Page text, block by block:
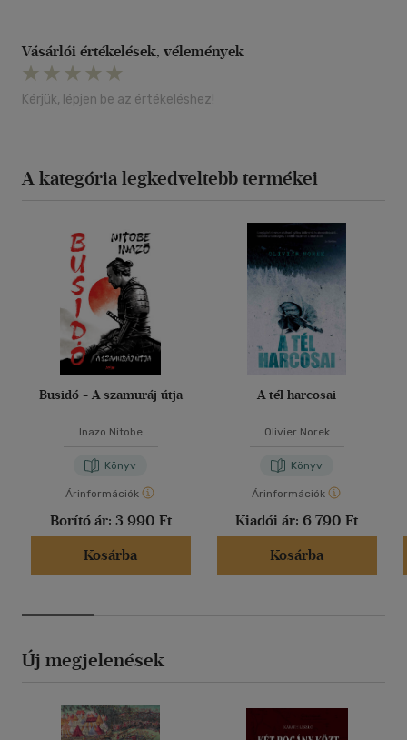
Vásárlói értékelések, vélemények
Kérjük, lépjen be az értékeléshez!
A kategória legkedveltebb termékei
Busidó - A szamuráj útja
Inazo Nitobe
Könyv
Árinformációk
Borító ár: 3 990 Ft
Kosárba
A tél harcosai
Olivier Norek
Könyv
Árinformációk
Kiadói ár: 6 790 Ft
Kosárba
Új megjelenések